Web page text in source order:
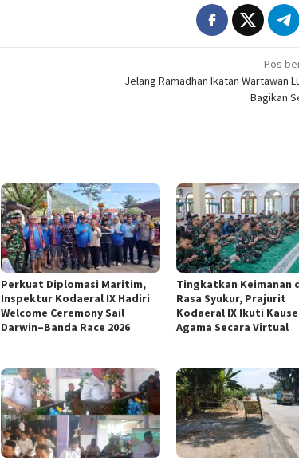
Pos
Jelang Ramadhan Ikatan Wartawan
Bagikan
Perkuat Diplomasi Maritim,
Inspektur Kodaeral IX Hadiri
Welcome Ceremony Sail
Darwin–Banda Race 2026
Tingkatkan Keimanan
Rasa Syukur, Prajurit
Kodaeral IX Ikuti
Agama Secara Virtual